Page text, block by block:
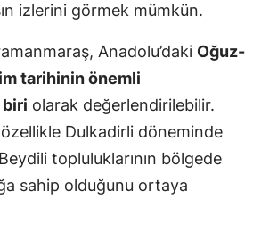
izlerini görmek mümkün.
Anadolu’daki Oğuz-
tarihinin önemli
olarak değerlendirilebilir.
Dulkadirli döneminde
topluluklarının bölgede
sahip olduğunu ortaya